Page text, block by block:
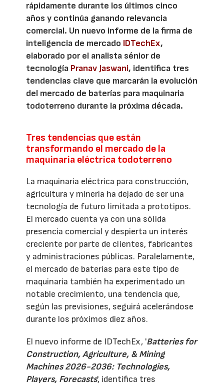
rápidamente durante los últimos cinco
años y continúa ganando relevancia
comercial. Un nuevo informe de la firma de
inteligencia de mercado IDTechEx,
elaborado por el analista sénior de
tecnología Pranav Jaswani, identifica tres
tendencias clave que marcarán la evolución
del mercado de baterías para maquinaria
todoterreno durante la próxima década.
Tres tendencias que están
transformando el mercado de la
maquinaria eléctrica todoterreno
La maquinaria eléctrica para construcción,
agricultura y minería ha dejado de ser una
tecnología de futuro limitada a prototipos.
El mercado cuenta ya con una sólida
presencia comercial y despierta un interés
creciente por parte de clientes, fabricantes
y administraciones públicas. Paralelamente,
el mercado de baterías para este tipo de
maquinaria también ha experimentado un
notable crecimiento, una tendencia que,
según las previsiones, seguirá acelerándose
durante los próximos diez años.
El nuevo informe de IDTechEx, 'Batteries for
Construction, Agriculture, & Mining
Machines 2026-2036: Technologies,
Players, Forecasts', identifica tres